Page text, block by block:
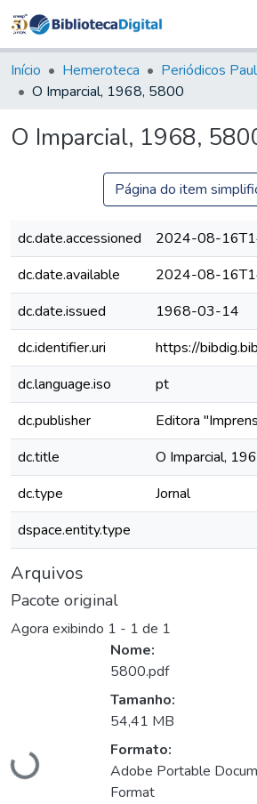
&
Coleções
Tudo na
Digital
Início Hemeroteca Periódicos
O Imparcial, 1968, 5800
O Imparcial, 1968,
Página do item
dc.date.accessioned
2024-08-
dc.date.available
2024-08-
dc.date.issued
1968-03-14
dc.identifier.uri
https://
dc.language.iso
pt
dc.publisher
Editora
dc.title
O Imparcial,
dc.type
Jornal
dspace.entity.type
Arquivos
Pacote original
Agora exibindo 1 - 1 de 1
Carregando...
Nome:
5800.pdf
Tamanho:
54,41 MB
Formato:
Adobe Portable
Format